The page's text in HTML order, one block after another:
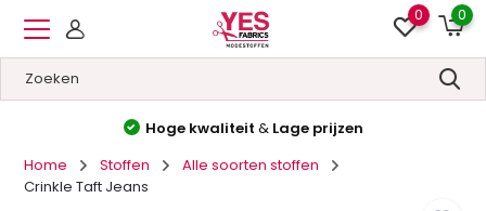
0 0
Hoge kwaliteit & Lage prijzen
Home
Stoffen
Alle soorten stoffen
Crinkle Taft Jeans